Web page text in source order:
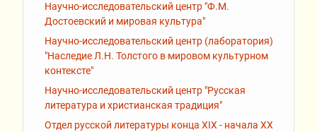
Научно-исследовательский центр "Ф.М.
Достоевский и мировая культура"
Научно-исследовательский центр (лаборатория)
"Наследие Л.Н. Толстого в мировом культурном
контексте"
Научно-исследовательский центр "Русская
литература и христианская традиция"
Отдел русской литературы конца XIX - начала XX